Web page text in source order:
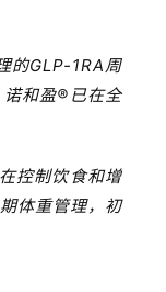
的GLP-1RA周
和盈®已在全
控制饮食和增
体重管理，初